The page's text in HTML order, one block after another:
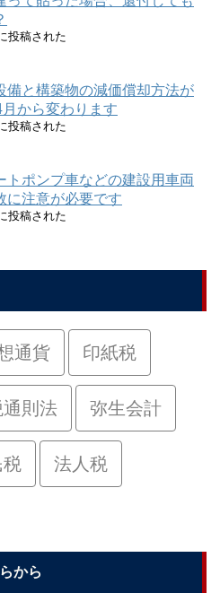
投稿された
備と構築物の減価償却方法が
から変わります
投稿された
トポンプ車などの建設用車両
に注意が必要です
投稿された
通貨 印紙税
通則法 弥生会計
法人税
から